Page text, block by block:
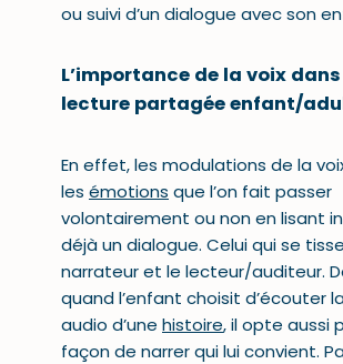
ou suivi d’un dialogue avec son
L’importance de la voix
lecture partagée enfant/
En effet, les modulations de la
les émotions que l’on fait passer
volontairement ou non en lisant
déjà un dialogue. Celui qui se
narrateur et le lecteur/auditeur.
quand l’enfant choisit d’écouter
audio d’une histoire, il opte aussi
façon de narrer qui lui convient.